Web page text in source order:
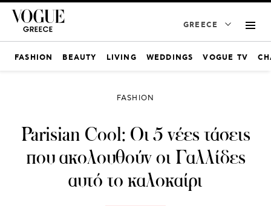
GREECE
FASHION BEAUTY LIVING WEDDINGS VOGUE TV
FASHION
Parisian Cool: Οι 5 νέες τάσεις
που ακολουθούν οι Γαλλίδες
αυτό το καλοκαίρι